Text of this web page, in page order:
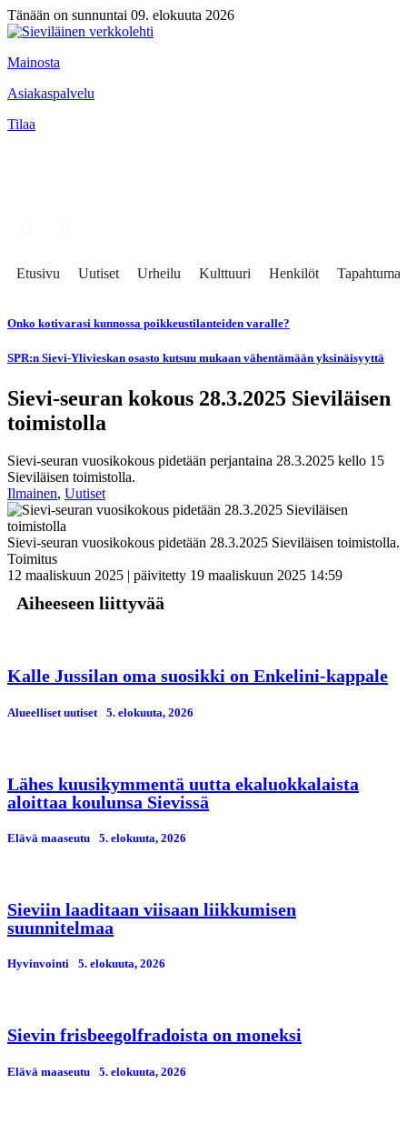
Tänään on sunnuntai 09. elokuuta 2026
Mainosta
Asiakaspalvelu
Tilaa
Etusivu Uutiset Urheilu Kulttuuri Henkilöt Tapahtumat
Onko kotivarasi kunnossa poikkeustilanteiden varalle?
SPR:n Sievi-Ylivieskan osasto kutsuu mukaan vähentämään yksinäisyyttä
Sievi-seuran kokous 28.3.2025 Sieviläisen
toimistolla
Sievi-seuran vuosikokous pidetään perjantaina 28.3.2025 kello 15
Sieviläisen toimistolla.
Ilmainen, Uutiset
Sievi-seuran vuosikokous pidetään 28.3.2025 Sieviläisen toimistolla.
Toimitus
12 maaliskuun 2025 | päivitetty 19 maaliskuun 2025 14:59
Aiheeseen liittyvää
Kalle Jussilan oma suosikki on Enkelini-kappale
Alueelliset uutiset 5. elokuuta, 2026
Lähes kuusikymmentä uutta ekaluokkalaista
aloittaa koulunsa Sievissä
Elävä maaseutu 5. elokuuta, 2026
Sieviin laaditaan viisaan liikkumisen
suunnitelmaa
Hyvinvointi 5. elokuuta, 2026
Sievin frisbeegolfradoista on moneksi
Elävä maaseutu 5. elokuuta, 2026